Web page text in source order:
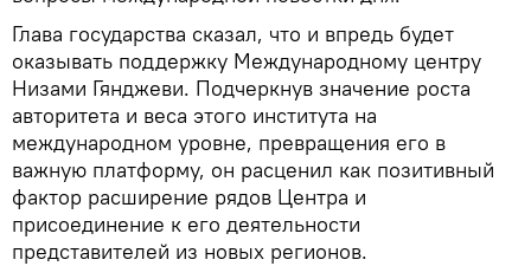
Глава государства сказал, что и впредь будет
оказывать поддержку Международному центру
Низами Гянджеви. Подчеркнув значение роста
авторитета и веса этого института на
международном уровне, превращения его в
важную платформу, он расценил как позитивный
фактор расширение рядов Центра и
присоединение к его деятельности
представителей из новых регионов.